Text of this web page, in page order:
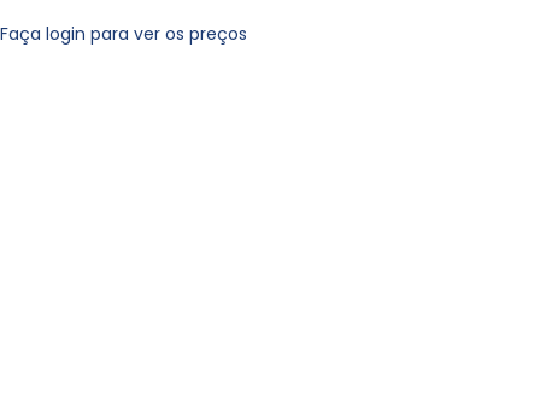
Faça login para ver os preços